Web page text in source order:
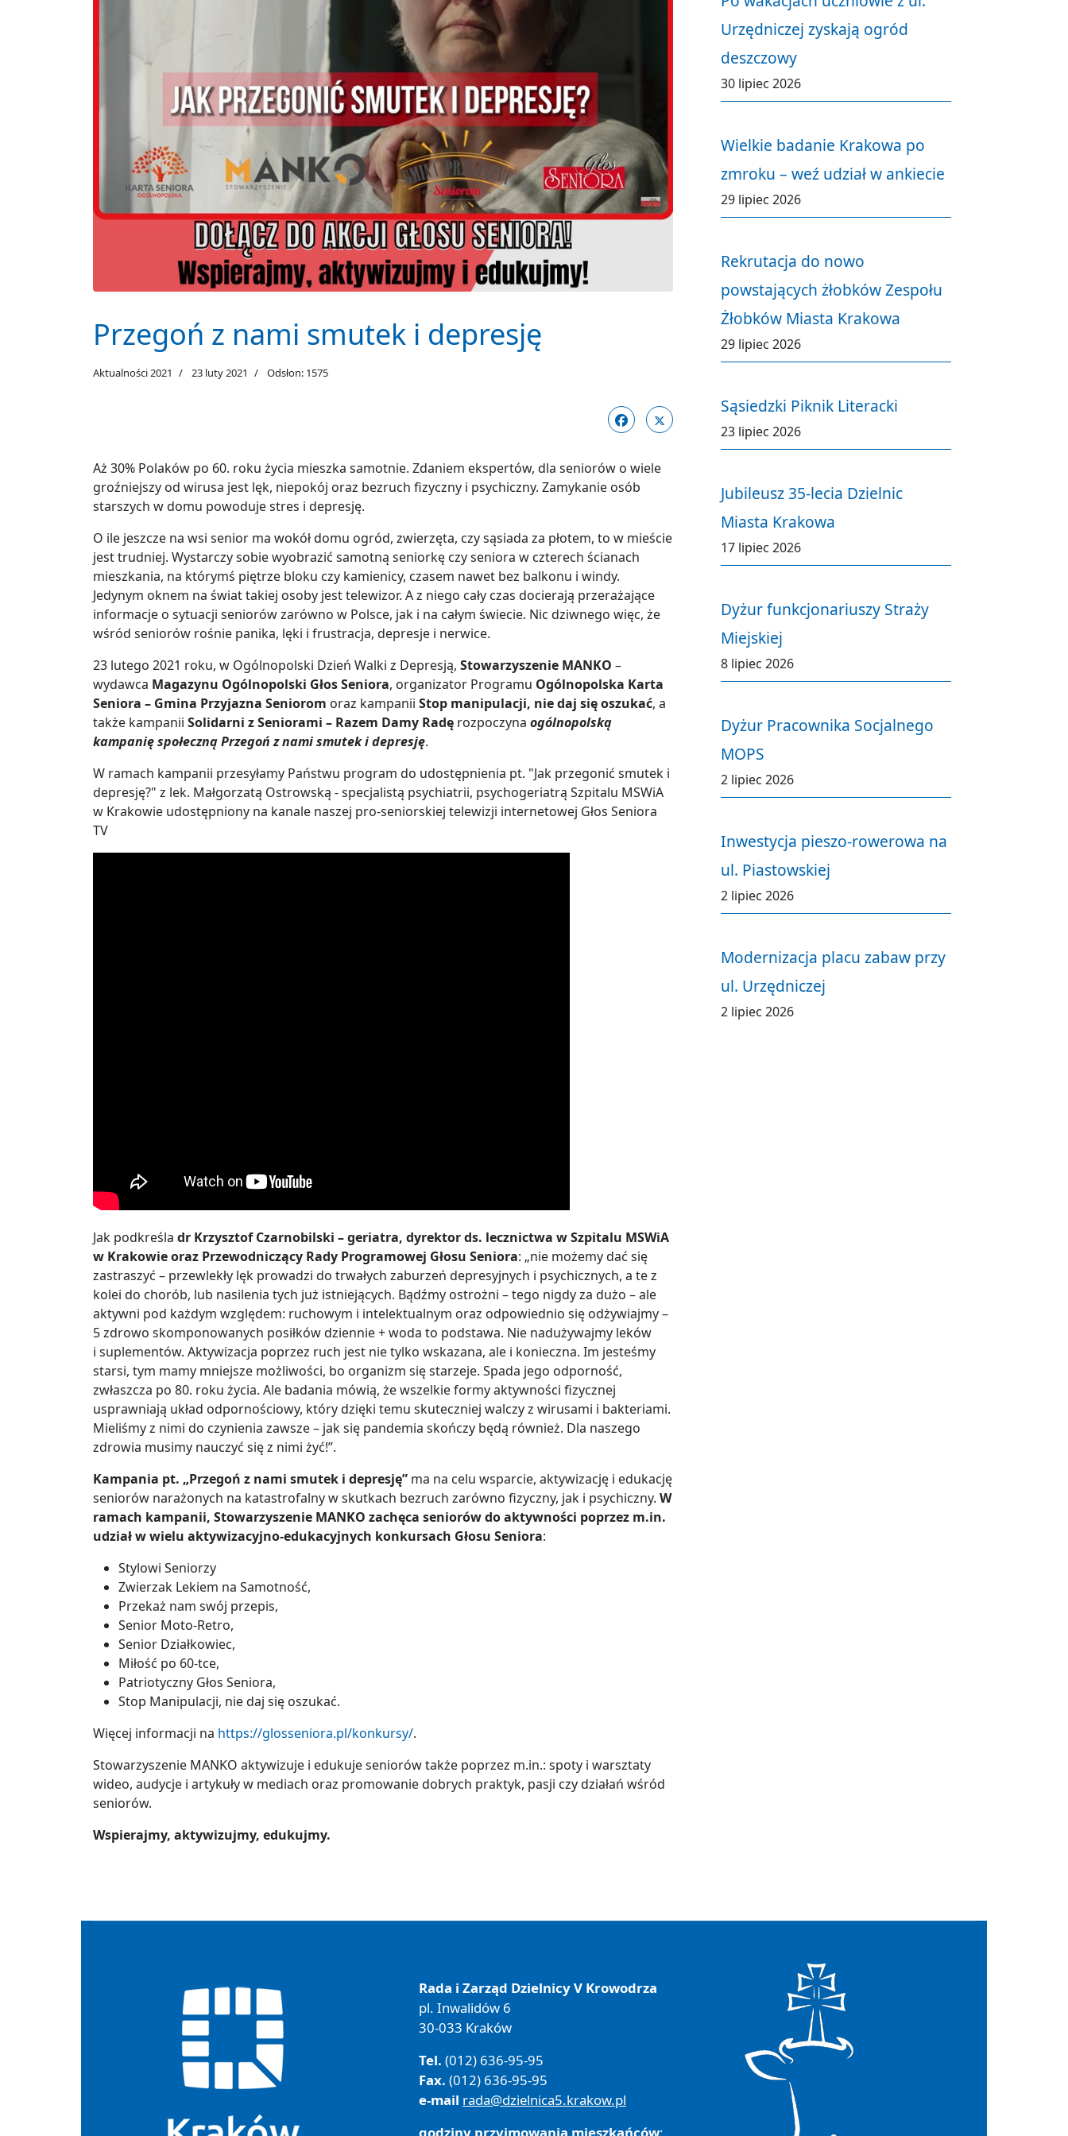
Przegoń z nami smutek i depresję
Aktualności 2021 23 luty 2021 Odsłon: 1575
Aż 30% Polaków po 60. roku życia mieszka samotnie. Zdaniem ekspertów, dla seniorów o wiele
groźniejszy od wirusa jest lęk, niepokój oraz bezruch fizyczny i psychiczny. Zamykanie osób
starszych w domu powoduje stres i depresję.
O ile jeszcze na wsi senior ma wokół domu ogród, zwierzęta, czy sąsiada za płotem, to w mieście
jest trudniej. Wystarczy sobie wyobrazić samotną seniorkę czy seniora w czterech ścianach
mieszkania, na którymś piętrze bloku czy kamienicy, czasem nawet bez balkonu i windy.
Jedynym oknem na świat takiej osoby jest telewizor. A z niego cały czas docierają przerażające
informacje o sytuacji seniorów zarówno w Polsce, jak i na całym świecie. Nic dziwnego więc, że
wśród seniorów rośnie panika, lęki i frustracja, depresje i nerwice.
23 lutego 2021 roku, w Ogólnopolski Dzień Walki z Depresją, Stowarzyszenie MANKO –
wydawca Magazynu Ogólnopolski Głos Seniora, organizator Programu Ogólnopolska Karta
Seniora – Gmina Przyjazna Seniorom oraz kampanii Stop manipulacji, nie daj się oszukać, a
także kampanii Solidarni z Seniorami – Razem Damy Radę rozpoczyna ogólnopolską
kampanię społeczną Przegoń z nami smutek i depresję.
W ramach kampanii przesyłamy Państwu program do udostępnienia pt. "Jak przegonić smutek i
depresję?" z lek. Małgorzatą Ostrowską - specjalistą psychiatrii, psychogeriatrą Szpitalu MSWiA
w Krakowie udostępniony na kanale naszej pro-seniorskiej telewizji internetowej Głos Seniora
TV
Jak podkreśla dr Krzysztof Czarnobilski – geriatra, dyrektor ds. lecznictwa w Szpitalu MSWiA
w Krakowie oraz Przewodniczący Rady Programowej Głosu Seniora: „nie możemy dać się
zastraszyć – przewlekły lęk prowadzi do trwałych zaburzeń depresyjnych i psychicznych, a te z
kolei do chorób, lub nasilenia tych już istniejących. Bądźmy ostrożni – tego nigdy za dużo – ale
aktywni pod każdym względem: ruchowym i intelektualnym oraz odpowiednio się odżywiajmy –
5 zdrowo skomponowanych posiłków dziennie + woda to podstawa. Nie nadużywajmy leków
i suplementów. Aktywizacja poprzez ruch jest nie tylko wskazana, ale i konieczna. Im jesteśmy
starsi, tym mamy mniejsze możliwości, bo organizm się starzeje. Spada jego odporność,
zwłaszcza po 80. roku życia. Ale badania mówią, że wszelkie formy aktywności fizycznej
usprawniają układ odpornościowy, który dzięki temu skuteczniej walczy z wirusami i bakteriami.
Mieliśmy z nimi do czynienia zawsze – jak się pandemia skończy będą również. Dla naszego
zdrowia musimy nauczyć się z nimi żyć!”.
Kampania pt. „Przegoń z nami smutek i depresję” ma na celu wsparcie, aktywizację i edukację
seniorów narażonych na katastrofalny w skutkach bezruch zarówno fizyczny, jak i psychiczny. W
ramach kampanii, Stowarzyszenie MANKO zachęca seniorów do aktywności poprzez m.in.
udział w wielu aktywizacyjno-edukacyjnych konkursach Głosu Seniora:
Stylowi Seniorzy
Zwierzak Lekiem na Samotność,
Przekaż nam swój przepis,
Senior Moto-Retro,
Senior Działkowiec,
Miłość po 60-tce,
Patriotyczny Głos Seniora,
Stop Manipulacji, nie daj się oszukać.
Więcej informacji na https://glosseniora.pl/konkursy/.
Stowarzyszenie MANKO aktywizuje i edukuje seniorów także poprzez m.in.: spoty i warsztaty
wideo, audycje i artykuły w mediach oraz promowanie dobrych praktyk, pasji czy działań wśród
seniorów.
Wspierajmy, aktywizujmy, edukujmy.
Urzędniczej zyskają ogród
deszczowy
30 lipiec 2026
Wielkie badanie Krakowa po
zmroku – weź udział w ankiecie
29 lipiec 2026
Rekrutacja do nowo
powstających żłobków Zespołu
Żłobków Miasta Krakowa
29 lipiec 2026
Sąsiedzki Piknik Literacki
23 lipiec 2026
Jubileusz 35-lecia Dzielnic
Miasta Krakowa
17 lipiec 2026
Dyżur funkcjonariuszy Straży
Miejskiej
8 lipiec 2026
Dyżur Pracownika Socjalnego
MOPS
2 lipiec 2026
Inwestycja pieszo-rowerowa na
ul. Piastowskiej
2 lipiec 2026
Modernizacja placu zabaw przy
ul. Urzędniczej
2 lipiec 2026
Rada i Zarząd Dzielnicy V Krowodrza
pl. Inwalidów 6
30-033 Kraków
Tel. (012) 636-95-95
Fax. (012) 636-95-95
e-mail rada@dzielnica5.krakow.pl